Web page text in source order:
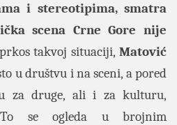
i stereotipima, smatra
scena Crne Gore nije
takvoj situaciji,Matović
u društvu i na sceni, a pored
za druge, ali i za kulturu,
To se ogleda u brojnim